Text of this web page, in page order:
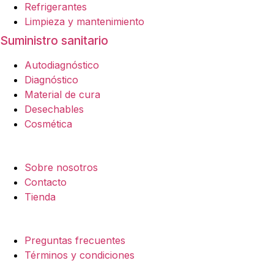
Refrigerantes
Limpieza y mantenimiento
Suministro sanitario
Autodiagnóstico
Diagnóstico
Material de cura
Desechables
Cosmética
Sobre nosotros
Contacto
Tienda
Preguntas frecuentes
Términos y condiciones